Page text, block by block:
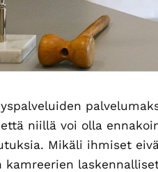
niillä voi olla
Mikäli ihmiset
kamreerien